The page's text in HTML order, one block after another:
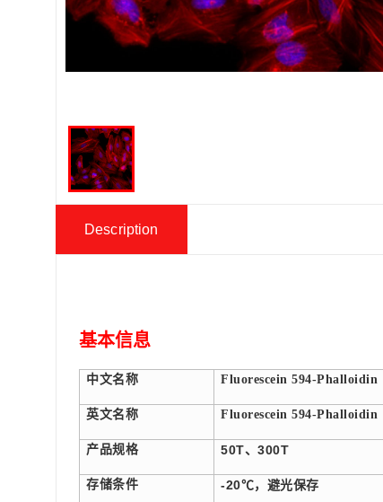
Description
基本信息
中文名称 Fluorescein 594-Phalloidin
英文名称 Fluorescein 594-Phalloidin
产品规格 50T、300T
存储条件 -20℃，避光保存